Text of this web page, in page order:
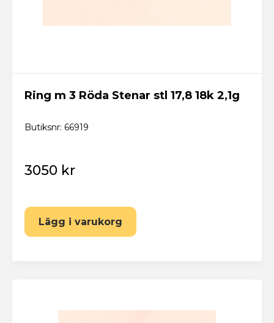
Ring m 3 Röda Stenar stl 17,8 18k 2,1g
Butiksnr: 66919
3050 kr
Lägg i varukorg